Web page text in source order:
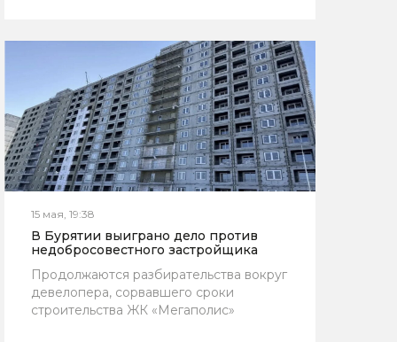
15 мая, 19:38
В Бурятии выиграно дело против
недобросовестного застройщика
Продолжаются разбирательства вокруг
девелопера, сорвавшего сроки
строительства ЖК «Мегаполис»